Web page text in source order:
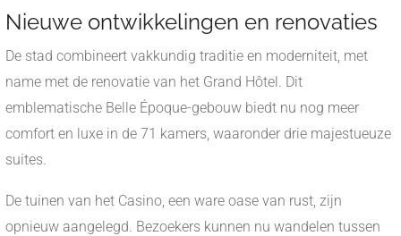
Nieuwe ontwikkelingen en renovaties
De stad combineert vakkundig traditie en moderniteit, met
name met de renovatie van het Grand Hôtel. Dit
emblematische Belle Époque-gebouw biedt nu nog meer
comfort en luxe in de 71 kamers, waaronder drie majestueuze
suites.
De tuinen van het Casino, een ware oase van rust, zijn
opnieuw aangelegd. Bezoekers kunnen nu wandelen tussen